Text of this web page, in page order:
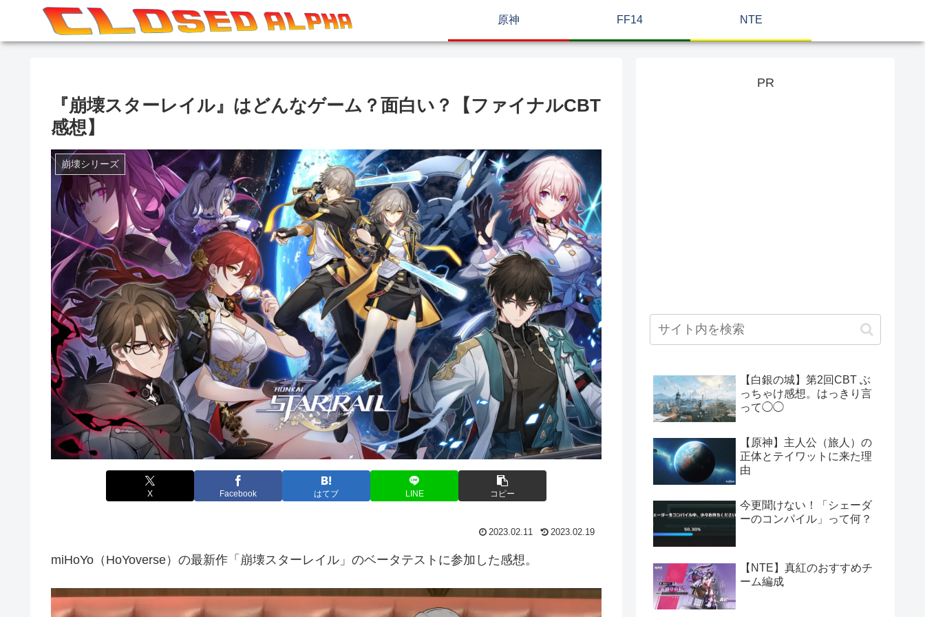
原神 FF14 NTE
『崩壊スターレイル』はどんなゲーム？面白い？【ファイナルCBT
感想】
崩壊シリーズ
X Facebook はてブ LINE コピー
2023.02.11 2023.02.19
miHoYo（HoYoverse）の最新作「崩壊スターレイル」のベータテストに参加した感想。
PR
【白銀の城】第2回CBT ぶ
っちゃけ感想。はっきり言
って◯◯
【原神】主人公（旅人）の
正体とテイワットに来た理
由
今更聞けない！「シェーダ
ーのコンパイル」って何？
【NTE】真紅のおすすめチ
ーム編成